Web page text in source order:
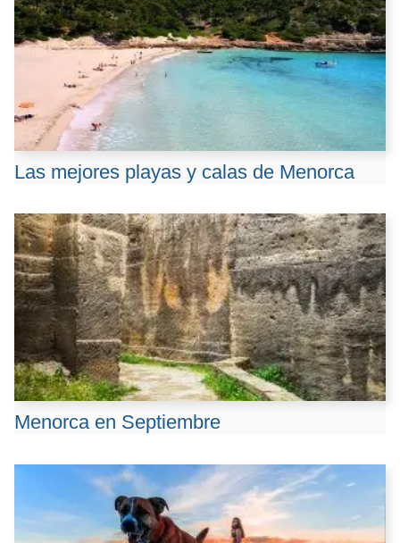
Las mejores playas y calas de Menorca
Menorca en Septiembre